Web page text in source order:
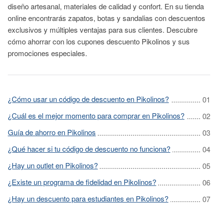
diseño artesanal, materiales de calidad y confort. En su tienda
online encontrarás zapatos, botas y sandalias con descuentos
exclusivos y múltiples ventajas para sus clientes. Descubre
cómo ahorrar con los cupones descuento Pikolinos y sus
promociones especiales.
¿Cómo usar un código de descuento en Pikolinos?
¿Cuál es el mejor momento para comprar en Pikolinos?
Guía de ahorro en Pikolinos
¿Qué hacer si tu código de descuento no funciona?
¿Hay un outlet en Pikolinos?
¿Existe un programa de fidelidad en Pikolinos?
¿Hay un descuento para estudiantes en Pikolinos?